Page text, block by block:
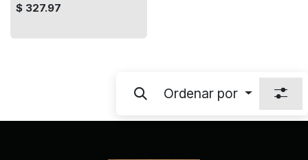
$ 327.97
Ordenar por